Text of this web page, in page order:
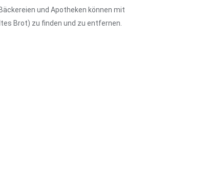
und Apotheken können mit
Brot) zu finden und zu entfernen.